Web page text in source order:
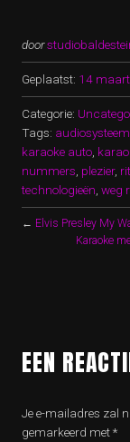
door
Geplaatst: 14
Categorie:
Tags: audiosysteem
karaoke auto
nummers plezier, rit
technologieën weg
← Elvis Presley My
Karaoke
EEN
Je e-mailadres zal
gemarkeerd met*